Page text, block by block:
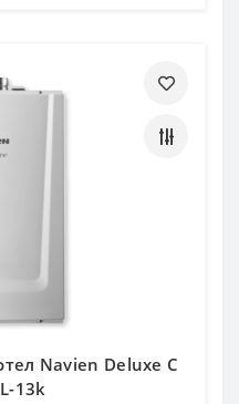
Navien Deluxe C
13k